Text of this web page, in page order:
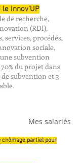
Innov'UP
de recherche,
(RDI),
services, procédés,
sociale,
subvention
du projet dans
subvention et 3
Mes salariés
chômage partiel pour